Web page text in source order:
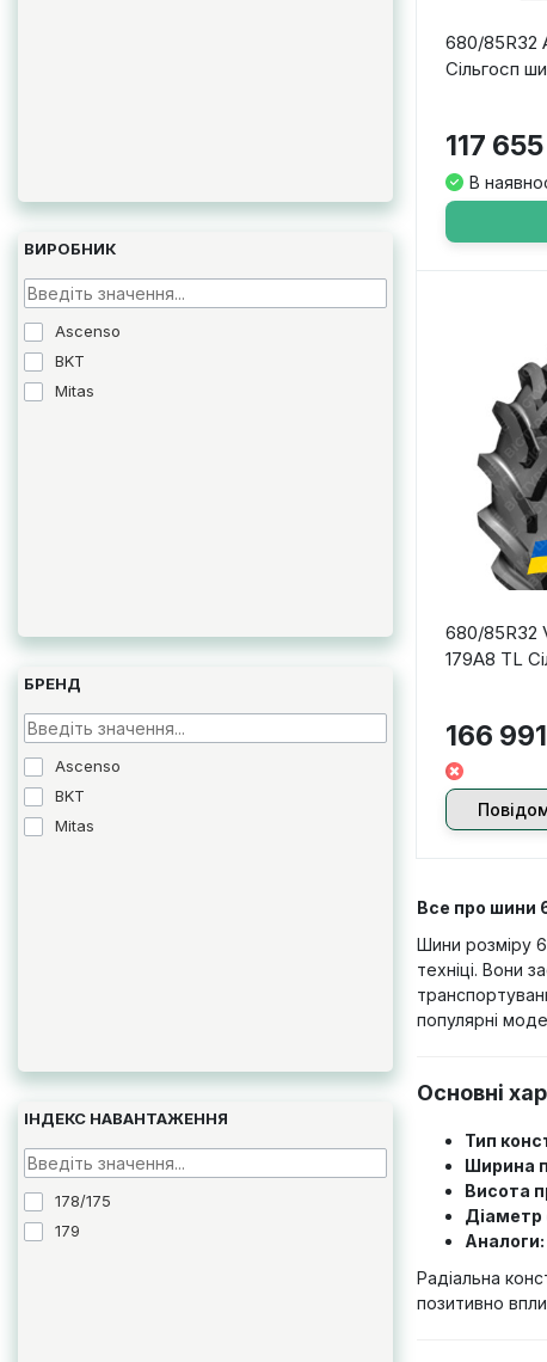
ВИРОБНИК
Ascenso
BKT
Mitas
БРЕНД
Ascenso
BKT
Mitas
ІНДЕКС НАВАНТАЖЕННЯ
178/175
179
680/85R32
Сільгосп
117
В
680/85R32
179A8 TL
166
Все про шини
Шини розміру
техніці. Вони
популярні
Основні
Тип
Ширина
Висота
Діаметр
Аналоги:
Радіальна
позитивно